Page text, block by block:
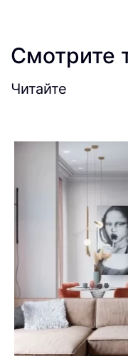
Смотрите
Читайте